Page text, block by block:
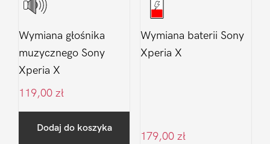
Wymiana głośnika
muzycznego Sony
Xperia X
119,00 zł
Dodaj do koszyka
Wymiana baterii Sony
Xperia X
179,00 zł